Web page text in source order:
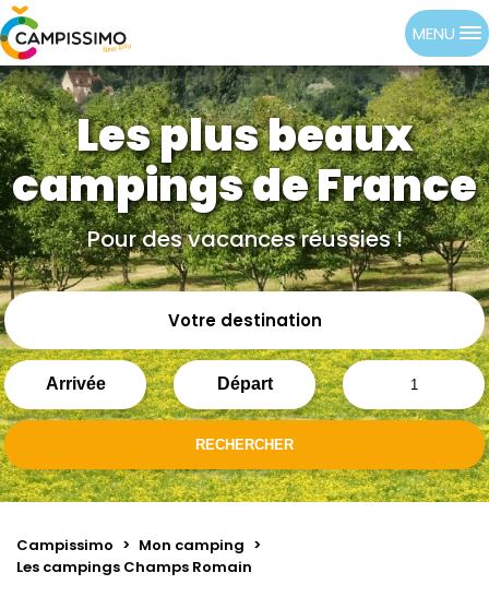
MENU
Les plus beaux
campings de France
Pour des vacances réussies !
Votre destination
Campissimo > Mon camping >
Les campings Champs Romain